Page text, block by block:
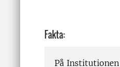
Fakta:
På Institutionen